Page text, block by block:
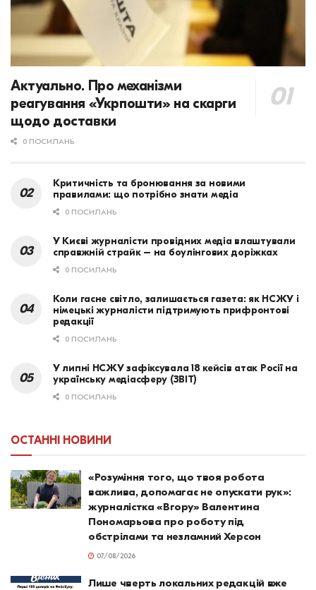
Актуально. Про механізми
реагування «Укрпошти» на скарги
щодо доставки
0 ПОСИЛАНЬ
Критичність та бронювання за новими
правилами: що потрібно знати медіа
0 ПОСИЛАНЬ
У Києві журналісти провідних медіа влаштували
справжній страйк – на боулінгових доріжках
0 ПОСИЛАНЬ
Коли гасне світло, залишається газета: як НСЖУ і
німецькі журналісти підтримують прифронтові
редакції
0 ПОСИЛАНЬ
У липні НСЖУ зафіксувала 18 кейсів атак Росії на
українську медіасферу (ЗВІТ)
0 ПОСИЛАНЬ
ОСТАННІ НОВИНИ
«Розуміння того, що твоя робота
важлива, допомагає не опускати рук»:
журналістка «Вгору» Валентина
Пономарьова про роботу під
обстрілами та незламний Херсон
07/08/2026
Лише чверть локальних редакцій вже